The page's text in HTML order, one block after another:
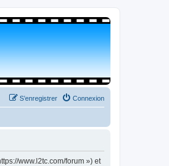
Connexion
S’enregistrer
www.l2tc.com/forum ») et